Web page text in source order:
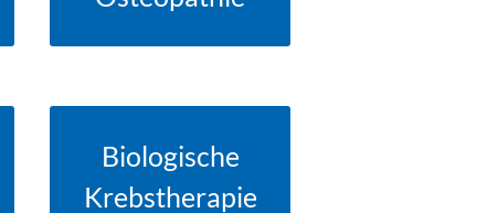
Biologische
Krebstherapie